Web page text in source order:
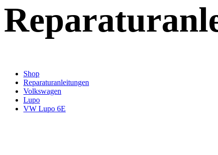
Shop
Reparaturanleitungen
Volkswagen
Lupo
VW Lupo 6E